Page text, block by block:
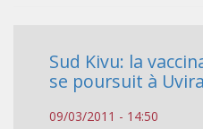
Sud Kivu: la
se poursuit à Uvira
09/03/2011 - 14:50